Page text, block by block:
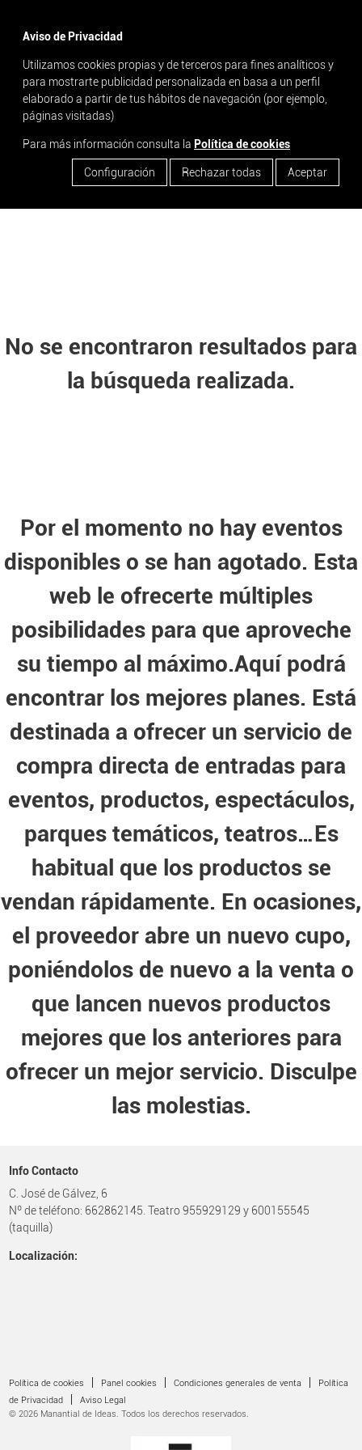
Aviso de Privacidad
Utilizamos cookies propias y de terceros para fines analíticos y
para mostrarte publicidad personalizada en basa a un perfil
elaborado a partir de tus hábitos de navegación (por ejemplo,
páginas visitadas)
Para más información consulta la Política de cookies
Configuración Rechazar todas Aceptar
search
No se encontraron resultados para
la búsqueda realizada.
Por el momento no hay eventos
disponibles o se han agotado. Esta
web le ofrecerte múltiples
posibilidades para que aproveche
su tiempo al máximo.Aquí podrá
encontrar los mejores planes. Está
destinada a ofrecer un servicio de
compra directa de entradas para
eventos, productos, espectáculos,
parques temáticos, teatros…Es
habitual que los productos se
vendan rápidamente. En ocasiones,
el proveedor abre un nuevo cupo,
poniéndolos de nuevo a la venta o
que lancen nuevos productos
mejores que los anteriores para
ofrecer un mejor servicio. Disculpe
las molestias.
Info Contacto
C. José de Gálvez, 6
Nº de teléfono: 662862145. Teatro 955929129 y 600155545
(taquilla)
Localización:
Política de cookies Panel cookies Condiciones generales de venta
Política
de Privacidad|
Aviso Legal
© 2026 Manantial de Ideas. Todos los derechos reservados.